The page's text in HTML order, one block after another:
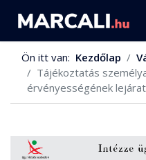
Ön itt van: Kezdőlap
Tájékoztatás
érvényességének